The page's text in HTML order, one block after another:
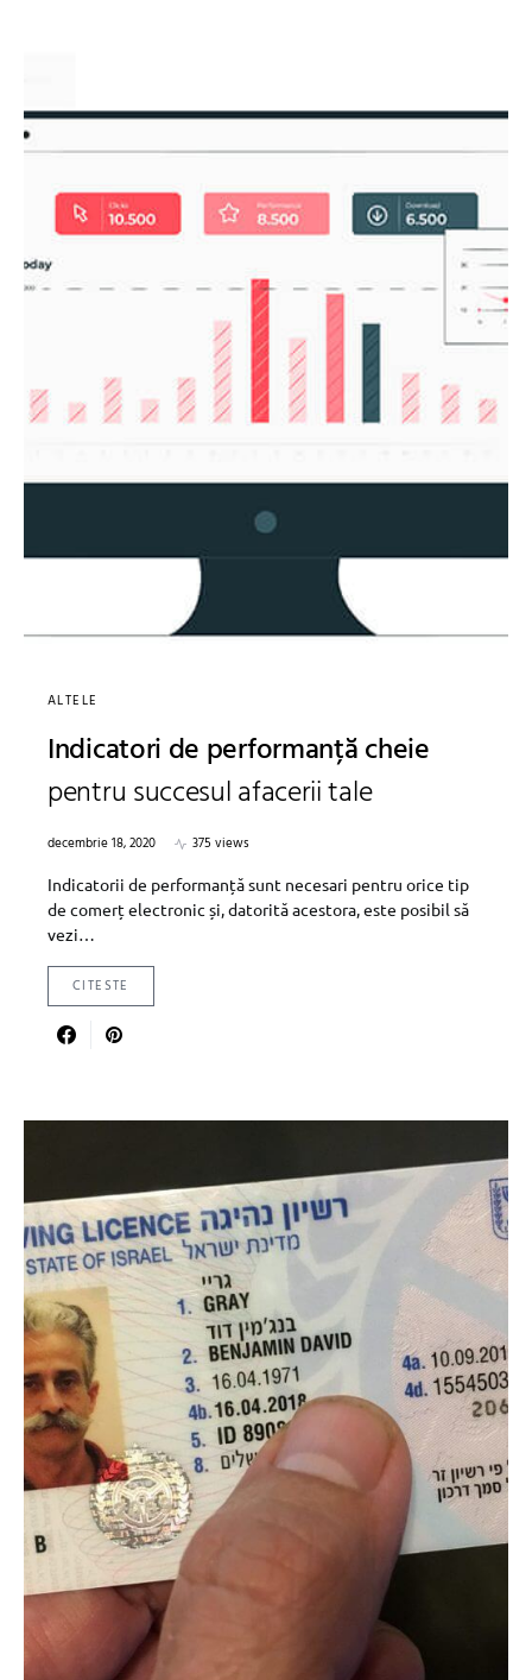
ALTELE
Indicatori de performanță cheie
pentru succesul afacerii tale
decembrie 18, 2020
375 views
Indicatorii de performanță sunt necesari pentru orice tip
de comerț electronic și, datorită acestora, este posibil să
vezi…
CITESTE